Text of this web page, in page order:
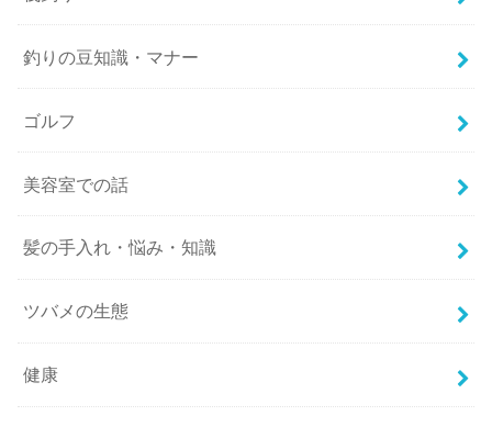
釣りの豆知識・マナー
ゴルフ
美容室での話
髪の手入れ・悩み・知識
ツバメの生態
健康